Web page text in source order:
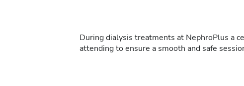
During dialysis treatments at NephroPlus a
attending to ensure a smooth and safe